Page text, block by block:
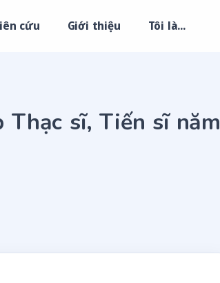
cứu Giới thiệu Tôi là...
Thạc sĩ, Tiến sĩ năm